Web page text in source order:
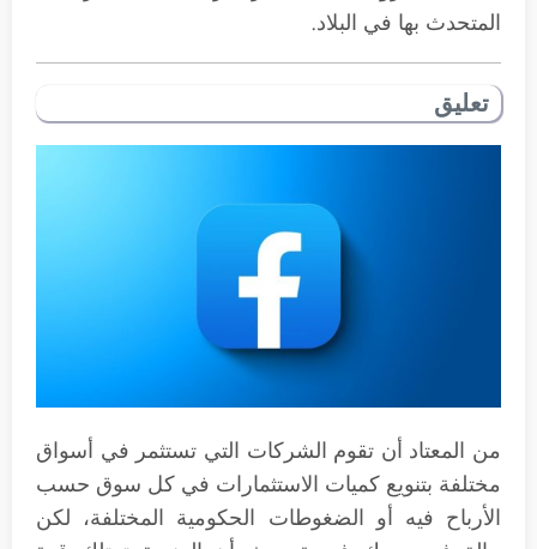
المتحدث بها في البلاد.
تعليق
من المعتاد أن تقوم الشركات التي تستثمر في أسواق
مختلفة بتنويع كميات الاستثمارات في كل سوق حسب
الأرباح فيه أو الضغوطات الحكومية المختلفة، لكن